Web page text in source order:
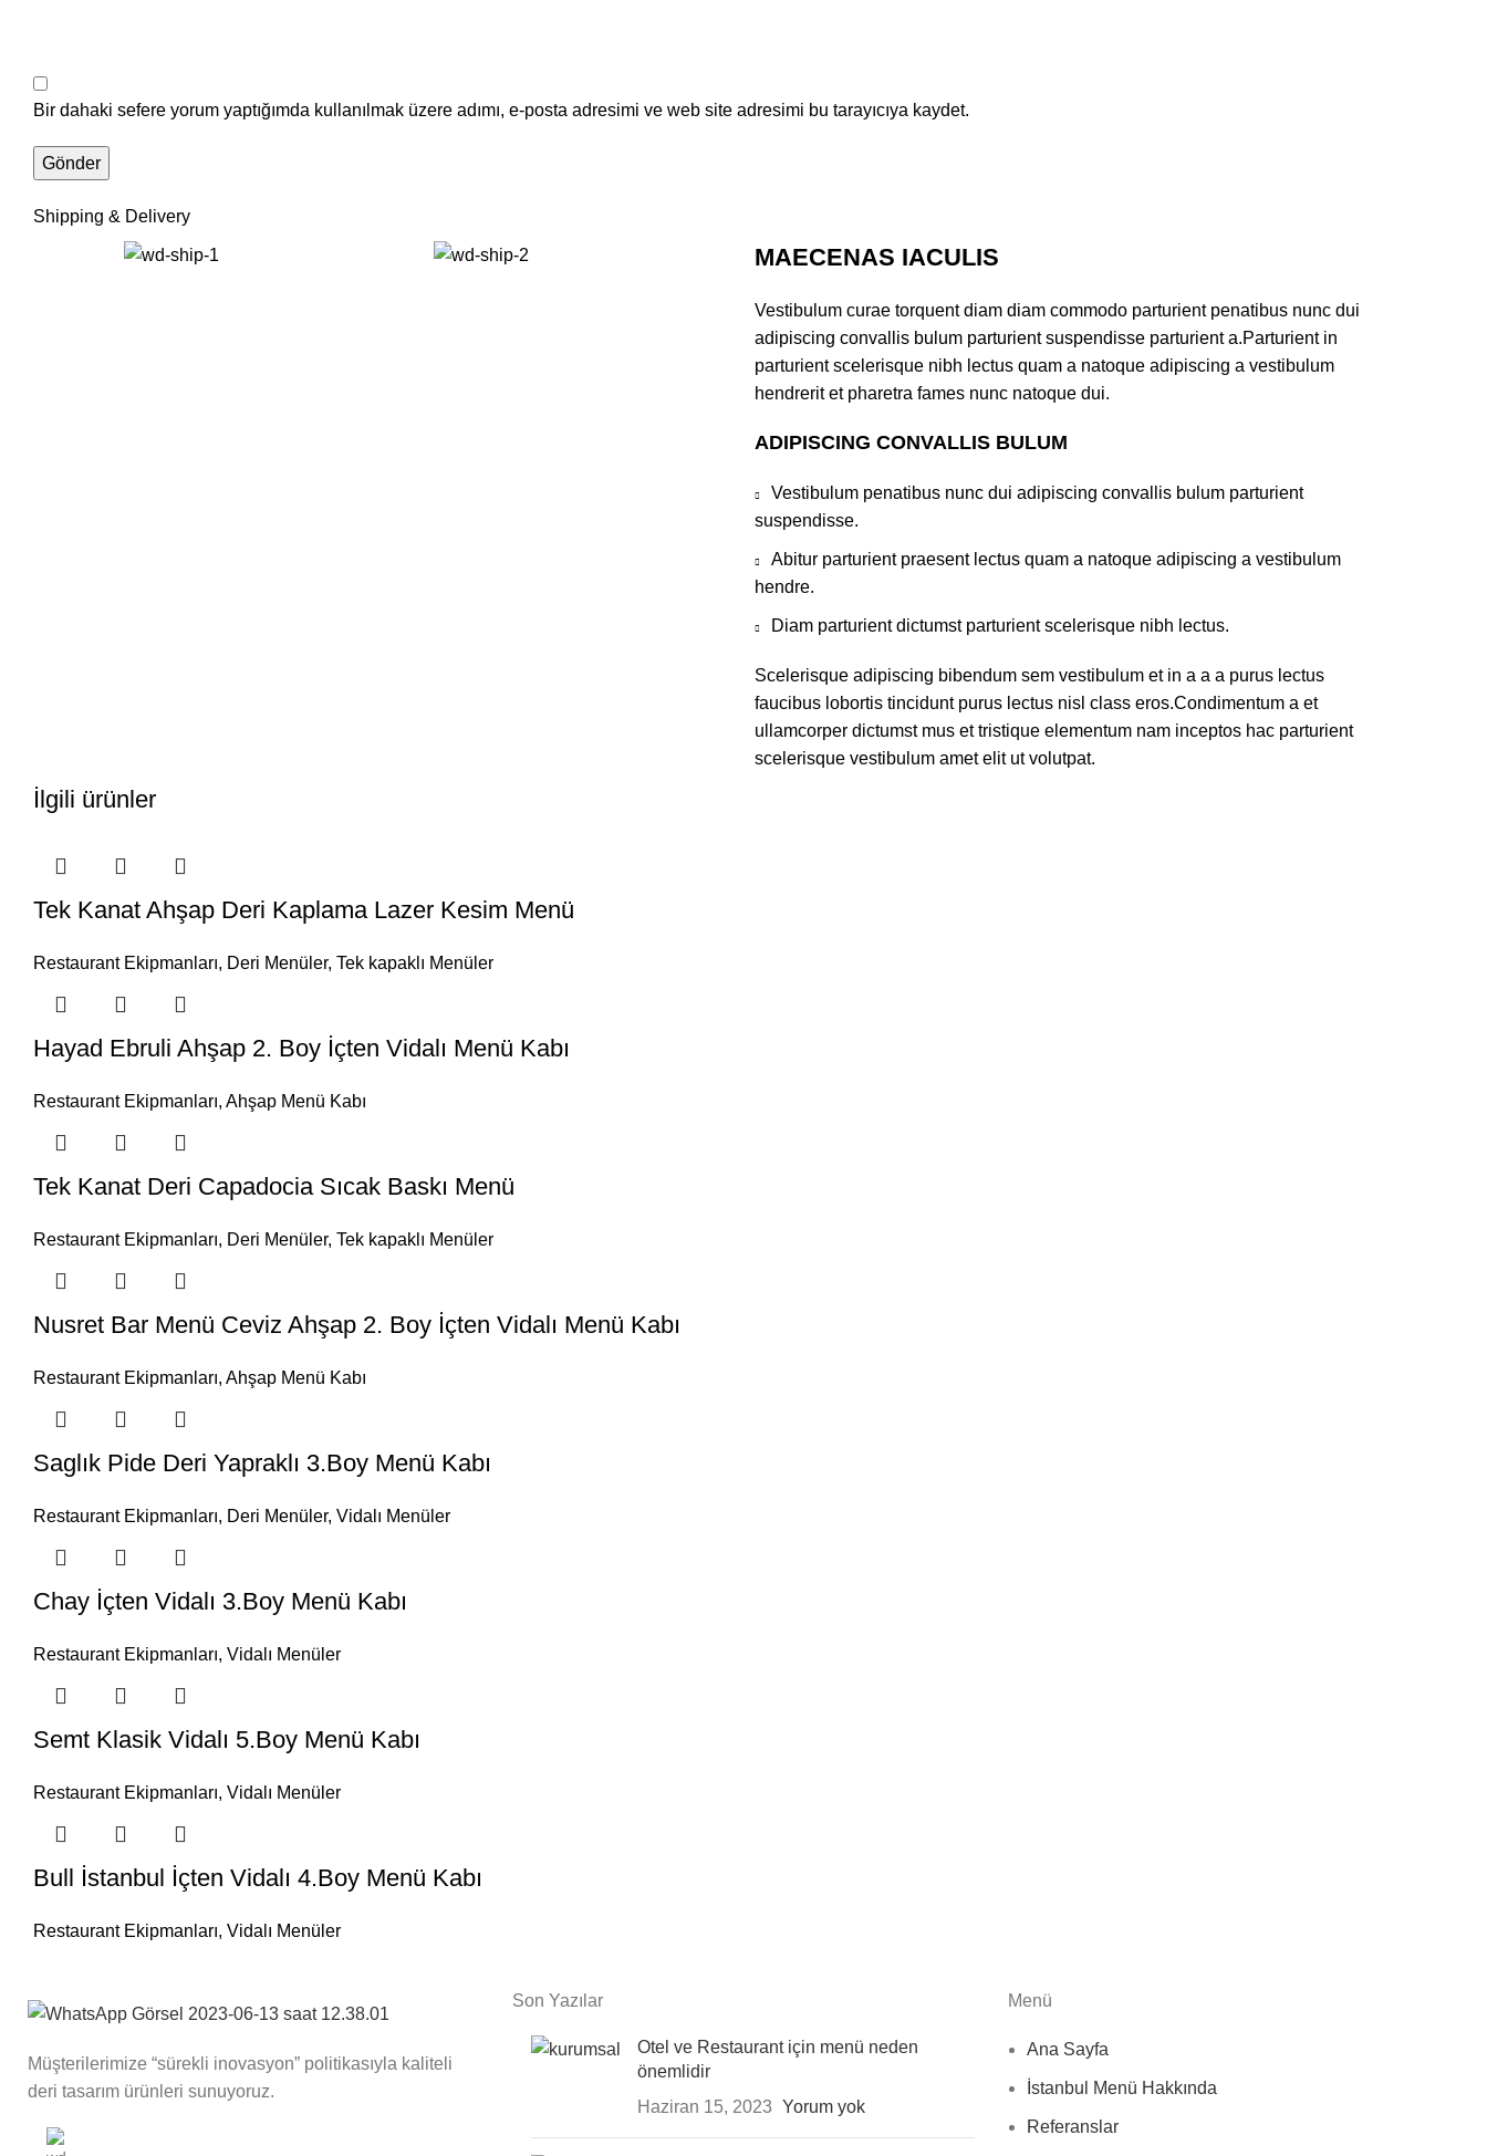
Bir dahaki sefere yorum yaptığımda kullanılmak üzere adımı, e-posta adresimi ve web site adresimi bu tarayıcıya kaydet.
Shipping & Delivery
MAECENAS IACULIS
Vestibulum curae torquent diam diam commodo parturient penatibus nunc dui
adipiscing convallis bulum parturient suspendisse parturient a.Parturient in
parturient scelerisque nibh lectus quam a natoque adipiscing a vestibulum
hendrerit et pharetra fames nunc natoque dui.
ADIPISCING CONVALLIS BULUM
Vestibulum penatibus nunc dui adipiscing convallis bulum parturient
suspendisse.
Abitur parturient praesent lectus quam a natoque adipiscing a vestibulum
hendre.
Diam parturient dictumst parturient scelerisque nibh lectus.
Scelerisque adipiscing bibendum sem vestibulum et in a a a purus lectus
faucibus lobortis tincidunt purus lectus nisl class eros.Condimentum a et
ullamcorper dictumst mus et tristique elementum nam inceptos hac parturient
scelerisque vestibulum amet elit ut volutpat.
İlgili ürünler
Tek Kanat Ahşap Deri Kaplama Lazer Kesim Menü
Restaurant Ekipmanları, Deri Menüler, Tek kapaklı Menüler
Hayad Ebruli Ahşap 2. Boy İçten Vidalı Menü Kabı
Restaurant Ekipmanları, Ahşap Menü Kabı
Tek Kanat Deri Capadocia Sıcak Baskı Menü
Restaurant Ekipmanları, Deri Menüler, Tek kapaklı Menüler
Nusret Bar Menü Ceviz Ahşap 2. Boy İçten Vidalı Menü Kabı
Restaurant Ekipmanları, Ahşap Menü Kabı
Saglık Pide Deri Yapraklı 3.Boy Menü Kabı
Restaurant Ekipmanları, Deri Menüler, Vidalı Menüler
Chay İçten Vidalı 3.Boy Menü Kabı
Restaurant Ekipmanları, Vidalı Menüler
Semt Klasik Vidalı 5.Boy Menü Kabı
Restaurant Ekipmanları, Vidalı Menüler
Bull İstanbul İçten Vidalı 4.Boy Menü Kabı
Restaurant Ekipmanları, Vidalı Menüler
Müşterilerimize “sürekli inovasyon” politikasıyla kaliteli
deri tasarım ürünleri sunuyoruz.
Son Yazılar
Otel ve Restaurant için menü neden
önemlidir
Haziran 15, 2023 Yorum yok
Menü
Ana Sayfa
İstanbul Menü Hakkında
Referanslar